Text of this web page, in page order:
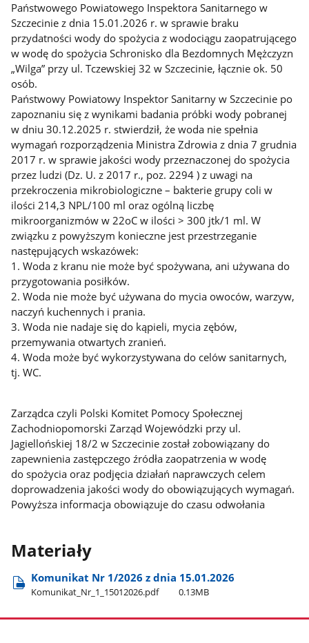
Państwowego Powiatowego Inspektora Sanitarnego w
Szczecinie z dnia 15.01.2026 r. w sprawie braku
przydatności wody do spożycia z wodociągu zaopatrującego
w wodę do spożycia Schronisko dla Bezdomnych Mężczyzn
„Wilga” przy ul. Tczewskiej 32 w Szczecinie, łącznie ok. 50
osób.
Państwowy Powiatowy Inspektor Sanitarny w Szczecinie po
zapoznaniu się z wynikami badania próbki wody pobranej
w dniu 30.12.2025 r. stwierdził, że woda nie spełnia
wymagań rozporządzenia Ministra Zdrowia z dnia 7 grudnia
2017 r. w sprawie jakości wody przeznaczonej do spożycia
przez ludzi (Dz. U. z 2017 r., poz. 2294 ) z uwagi na
przekroczenia mikrobiologiczne – bakterie grupy coli w
ilości 214,3 NPL/100 ml oraz ogólną liczbę
mikroorganizmów w 22oC w ilości > 300 jtk/1 ml. W
związku z powyższym konieczne jest przestrzeganie
następujących wskazówek:
1. Woda z kranu nie może być spożywana, ani używana do
przygotowania posiłków.
2. Woda nie może być używana do mycia owoców, warzyw,
naczyń kuchennych i prania.
3. Woda nie nadaje się do kąpieli, mycia zębów,
przemywania otwartych zranień.
4. Woda może być wykorzystywana do celów sanitarnych,
tj. WC.
Zarządca czyli Polski Komitet Pomocy Społecznej
Zachodniopomorski Zarząd Wojewódzki przy ul.
Jagiellońskiej 18/2 w Szczecinie został zobowiązany do
zapewnienia zastępczego źródła zaopatrzenia w wodę
do spożycia oraz podjęcia działań naprawczych celem
doprowadzenia jakości wody do obowiązujących wymagań.
Powyższa informacja obowiązuje do czasu odwołania
Materiały
Komunikat Nr 1/2026 z dnia 15.01.2026
Komunikat​_Nr​_1​_15012026.pdf 0.13MB